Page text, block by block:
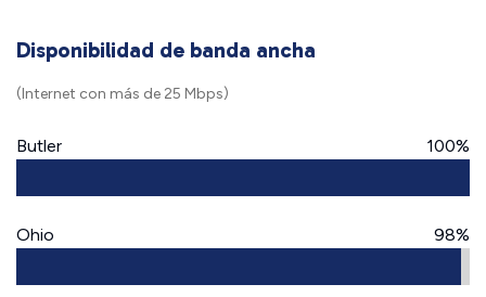
Disponibilidad de banda ancha
(Internet con más de 25 Mbps)
Butler 100%
Ohio 98%